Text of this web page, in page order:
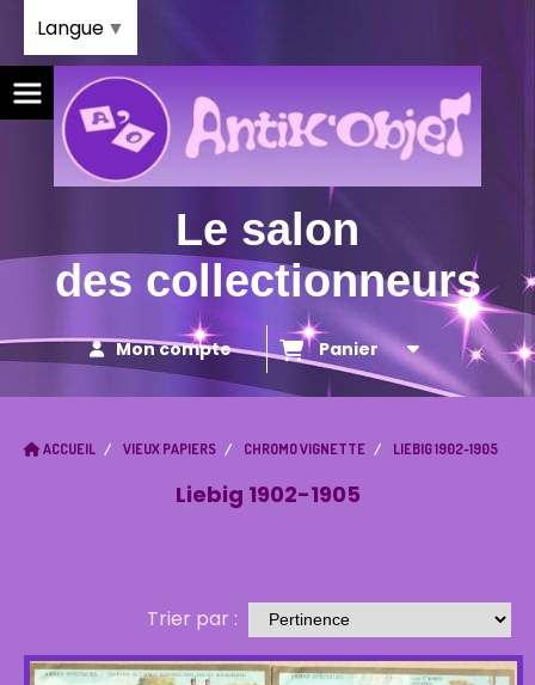
Le salon
des collectionneurs
Mon compte Panier
ACCUEIL VIEUX PAPIERS CHROMO VIGNETTE LIEBIG 1902-1905
Liebig 1902-1905
Trier par :
Langue ▼